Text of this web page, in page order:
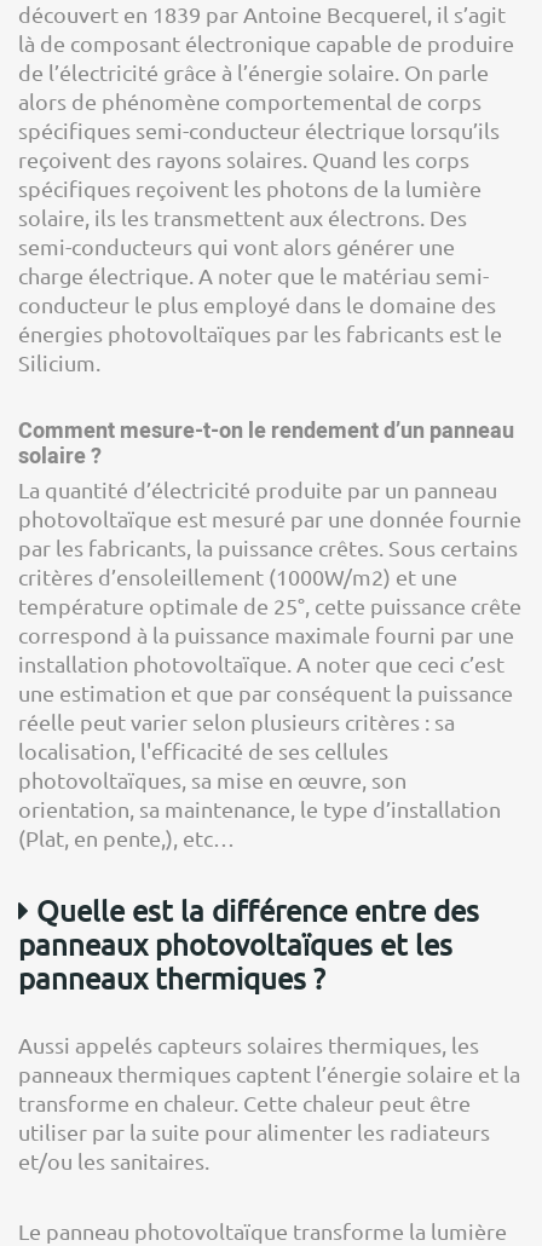
découvert en 1839 par Antoine Becquerel, il s’agit
là de composant électronique capable de produire
de l’électricité grâce à l’énergie solaire. On parle
alors de phénomène comportemental de corps
spécifiques semi-conducteur électrique lorsqu’ils
reçoivent des rayons solaires. Quand les corps
spécifiques reçoivent les photons de la lumière
solaire, ils les transmettent aux électrons. Des
semi-conducteurs qui vont alors générer une
charge électrique. A noter que le matériau semi-
conducteur le plus employé dans le domaine des
énergies photovoltaïques par les fabricants est le
Silicium.
Comment mesure-t-on le rendement d’un panneau
solaire ?
La quantité d’électricité produite par un panneau
photovoltaïque est mesuré par une donnée fournie
par les fabricants, la puissance crêtes. Sous certains
critères d’ensoleillement (1000W/m2) et une
température optimale de 25°, cette puissance crête
correspond à la puissance maximale fourni par une
installation photovoltaïque. A noter que ceci c’est
une estimation et que par conséquent la puissance
réelle peut varier selon plusieurs critères : sa
localisation, l'efficacité de ses cellules
photovoltaïques, sa mise en œuvre, son
orientation, sa maintenance, le type d’installation
(Plat, en pente,), etc…
Quelle est la différence entre des
panneaux photovoltaïques et les
panneaux thermiques ?
Aussi appelés capteurs solaires thermiques, les
panneaux thermiques captent l’énergie solaire et la
transforme en chaleur. Cette chaleur peut être
utiliser par la suite pour alimenter les radiateurs
et/ou les sanitaires.
Le panneau photovoltaïque transforme la lumière